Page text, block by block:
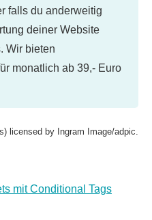
falls du anderweitig
deiner Website
Wir bieten
monatlich ab 39,- Euro
licensed by Ingram Image/adpic.
mit Conditional Tags